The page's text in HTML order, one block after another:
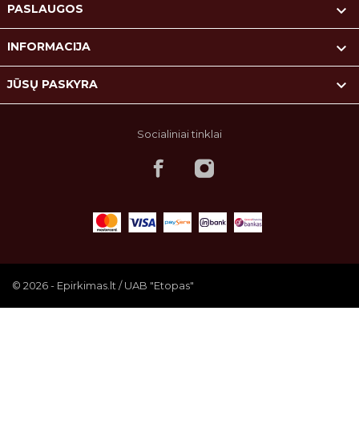
PASLAUGOS 
INFORMACIJA 
JŪSŲ PASKYRA 
Socialiniai tinklai
© 2026 - Epirkimas.lt / UAB "Etopas"